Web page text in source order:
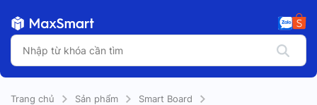
Trang chủ Sản phẩm
Smart Board